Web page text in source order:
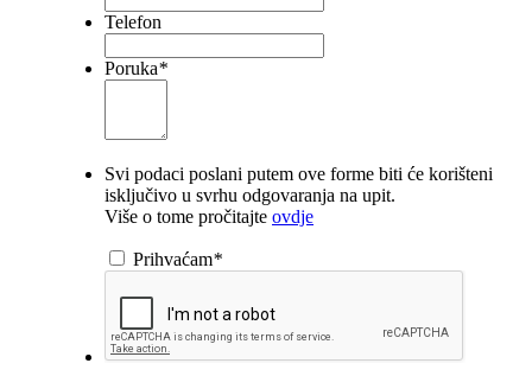
Telefon
Poruka*
Svi podaci poslani putem ove forme biti će korišteni
isključivo u svrhu odgovaranja na upit.
Više o tome pročitajte ovdje
Prihvaćam*